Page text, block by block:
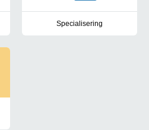
Specialisering